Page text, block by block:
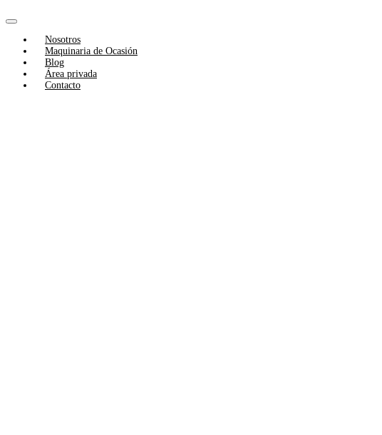
to
content
Navigation
Nosotros
Maquinaria de Ocasión
Blog
Área privada
Contacto